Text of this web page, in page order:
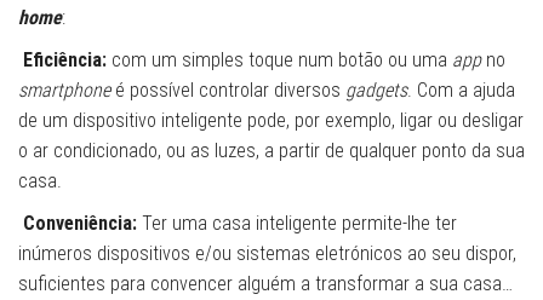
home:
Eficiência: com um simples toque num botão ou uma appno
smartphoneé possível controlar diversos gadgets. Com a ajuda
de um dispositivo inteligente pode, por exemplo, ligar ou desligar
o ar condicionado, ou as luzes, a partir de qualquer ponto da sua
casa.
Conveniência: Ter uma casa inteligente permite-lhe ter
inúmeros dispositivos e/ou sistemas eletrónicos ao seu dispor,
suficientes para convencer alguém a transformar a sua casa…